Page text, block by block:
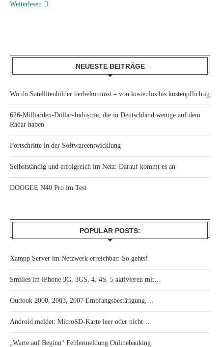
Weiterlesen
NEUESTE BEITRÄGE
Wo du Satellitenbilder herbekommst – von kostenlos bis kostenpflichtig
626-Milliarden-Dollar-Industrie, die in Deutschland wenige auf dem
Radar haben
Fortschritte in der Softwareentwicklung
Selbstständig und erfolgreich im Netz: Darauf kommt es an
DOOGEE N40 Pro im Test
POPULAR POSTS:
Xampp Server im Netzwerk erreichbar: So gehts!
Smilies im iPhone 3G, 3GS, 4, 4S, 5 aktivieren mit…
Outlook 2000, 2003, 2007 Empfangsbestätigung,…
Android meldet: MicroSD-Karte leer oder nicht…
„Warte auf Beginn“ Fehlermeldung Onlinebanking